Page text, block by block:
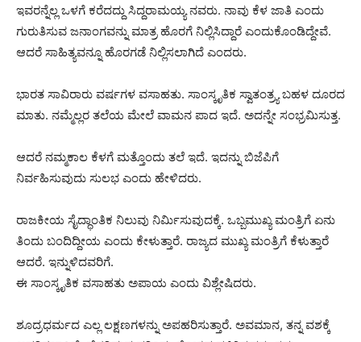
ಇವರನ್ನೆಲ್ಲ ಒಳಗೆ ಕರೆದದ್ದು ಸಿದ್ದರಾಮಯ್ಯ ನವರು. ನಾವು ಕೆಳ ಜಾತಿ ಎಂದು
ಗುರುತಿಸುವ ಜನಾಂಗವನ್ನು ಮಾತ್ರ ಹೊರಗೆ ನಿಲ್ಲಿಸಿದ್ದಾರೆ ಎಂದುಕೊಂಡಿದ್ದೇವೆ.
ಆದರೆ ಸಾಹಿತ್ಯವನ್ನೂ ಹೊರಗಡೆ ನಿಲ್ಲಿಸಲಾಗಿದೆ ಎಂದರು.
ಭಾರತ ಸಾವಿರಾರು ವರ್ಷಗಳ ವಸಾಹತು. ಸಾಂಸ್ಕೃತಿಕ ಸ್ವಾತಂತ್ರ್ಯ ಬಹಳ ದೂರದ
ಮಾತು. ನಮ್ಮೆಲ್ಲರ ತಲೆಯ ಮೇಲೆ ವಾಮನ ಪಾದ ಇದೆ. ಅದನ್ನೇ ಸಂಭ್ರಮಿಸುತ್ತ.
ಆದರೆ ನಮ್ಮ‌ಕಾಲ ಕೆಳಗೆ ಮತ್ತೊಂದು ತಲೆ ಇದೆ. ಇದನ್ನು ಬಿಜೆಪಿಗೆ
ನಿರ್ವಹಿಸುವುದು ಸುಲಭ ಎಂದು ಹೇಳಿದರು.
ರಾಜಕೀಯ ಸೈದ್ಧಾಂತಿಕ ನಿಲುವು ನಿರ್ಮಿಸುವುದಕ್ಕೆ. ಒಬ್ಬ‌ಮುಖ್ಯ ಮಂತ್ರಿಗೆ ಏನು
ತಿಂದು ಬಂದಿದ್ದೀಯ ಎಂದು ಕೇಳುತ್ತಾರೆ. ರಾಜ್ಯದ ಮುಖ್ಯ ಮಂತ್ರಿಗೆ ಕೆಳುತ್ತಾರೆ
ಆದರೆ. ಇನ್ನುಳಿದವರಿಗೆ.
ಈ ಸಾಂಸ್ಕೃತಿಕ ವಸಾಹತು ಅಪಾಯ ಎಂದು ವಿಶ್ಲೇಷಿದರು.
ಶೂದ್ರಧರ್ಮದ ಎಲ್ಲ ಲಕ್ಷಣಗಳನ್ನು ಅಪಹರಿಸುತ್ತಾರೆ. ಅವಮಾನ, ತನ್ನ ವಶಕ್ಕೆ